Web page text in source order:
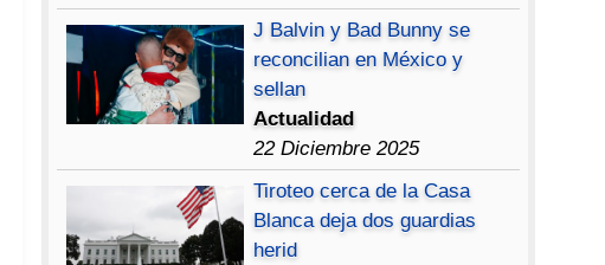
J Balvin y Bad Bunny se
reconcilian en México y
sellan
Actualidad
22 Diciembre 2025
Tiroteo cerca de la Casa
Blanca deja dos guardias
herid